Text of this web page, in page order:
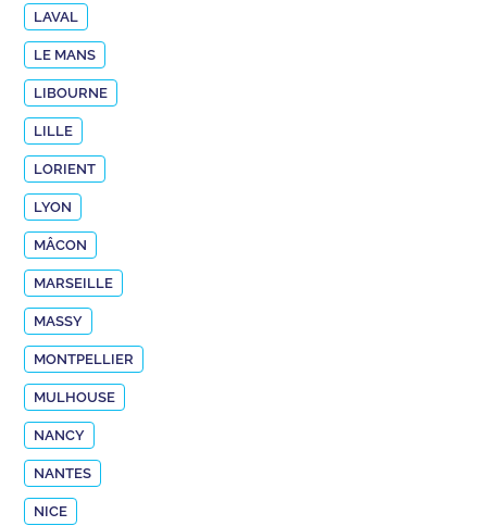
LAVAL
LE MANS
LIBOURNE
LILLE
LORIENT
LYON
MÂCON
MARSEILLE
MASSY
MONTPELLIER
MULHOUSE
NANCY
NANTES
NICE